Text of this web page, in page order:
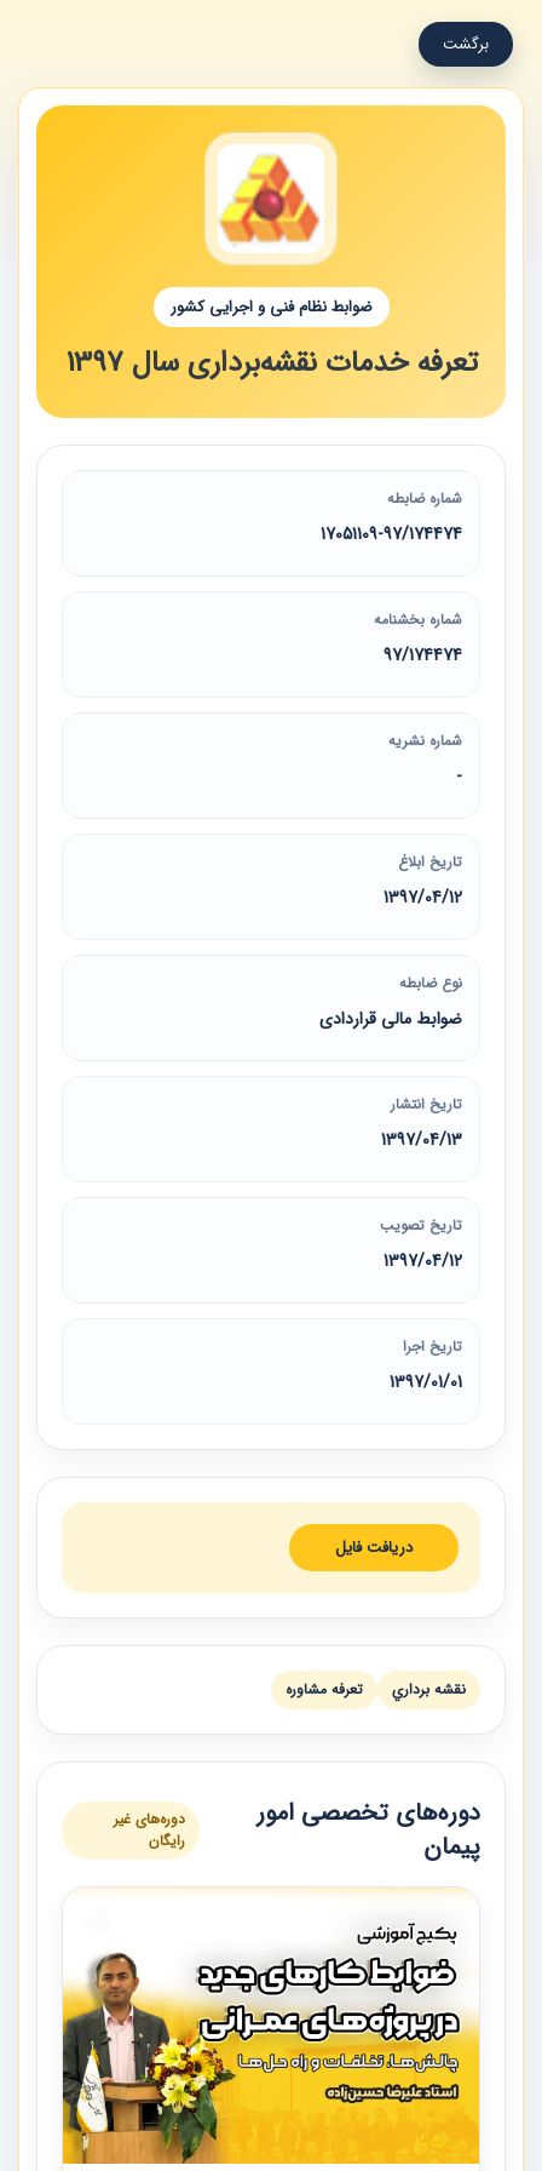
برگشت
ضوابط نظام فنی و اجرایی کشور
تعرفه خدمات نقشه‌برداری سال 1397
شماره ضابطه
17051109-97/174474
شماره بخشنامه
97/174474
شماره نشریه
-
تاریخ ابلاغ
1397/04/12
نوع ضابطه
ضوابط مالی قراردادی
تاریخ انتشار
1397/04/13
تاریخ تصویب
1397/04/12
تاریخ اجرا
1397/01/01
دریافت فایل
نقشه برداري تعرفه مشاوره
دوره‌های تخصصی امور
پیمان
دوره‌های غیر
رایگان